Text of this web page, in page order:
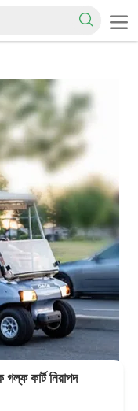
কার্ট নিরাপদ